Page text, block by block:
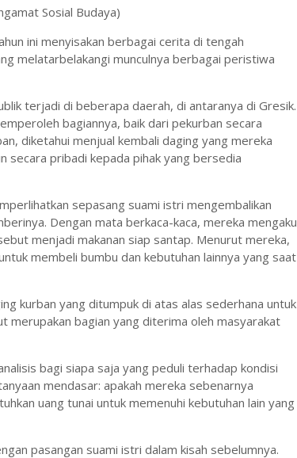
Sosial Budaya)
ini menyisakan berbagai cerita di tengah
melatarbelakangi munculnya berbagai peristiwa
terjadi di beberapa daerah, di antaranya di Gresik.
bagiannya, baik dari pekurban secara
diketahui menjual kembali daging yang mereka
secara pribadi kepada pihak yang bersedia
sepasang suami istri mengembalikan
Dengan mata berkaca-kaca, mereka mengaku
menjadi makanan siap santap. Menurut mereka,
membeli bumbu dan kebutuhan lainnya yang saat
kurban yang ditumpuk di atas alas sederhana untuk
merupakan bagian yang diterima oleh masyarakat
bagi siapa saja yang peduli terhadap kondisi
mendasar: apakah mereka sebenarnya
uang tunai untuk memenuhi kebutuhan lain yang
pasangan suami istri dalam kisah sebelumnya.